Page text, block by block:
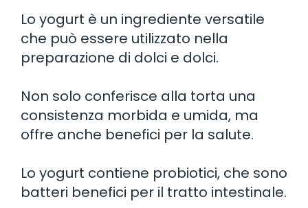
Lo yogurt è un ingrediente versatile
che può essere utilizzato nella
preparazione di dolci e dolci.
Non solo conferisce alla torta una
consistenza morbida e umida, ma
offre anche benefici per la salute.
Lo yogurt contiene probiotici, che sono
batteri benefici per il tratto intestinale.